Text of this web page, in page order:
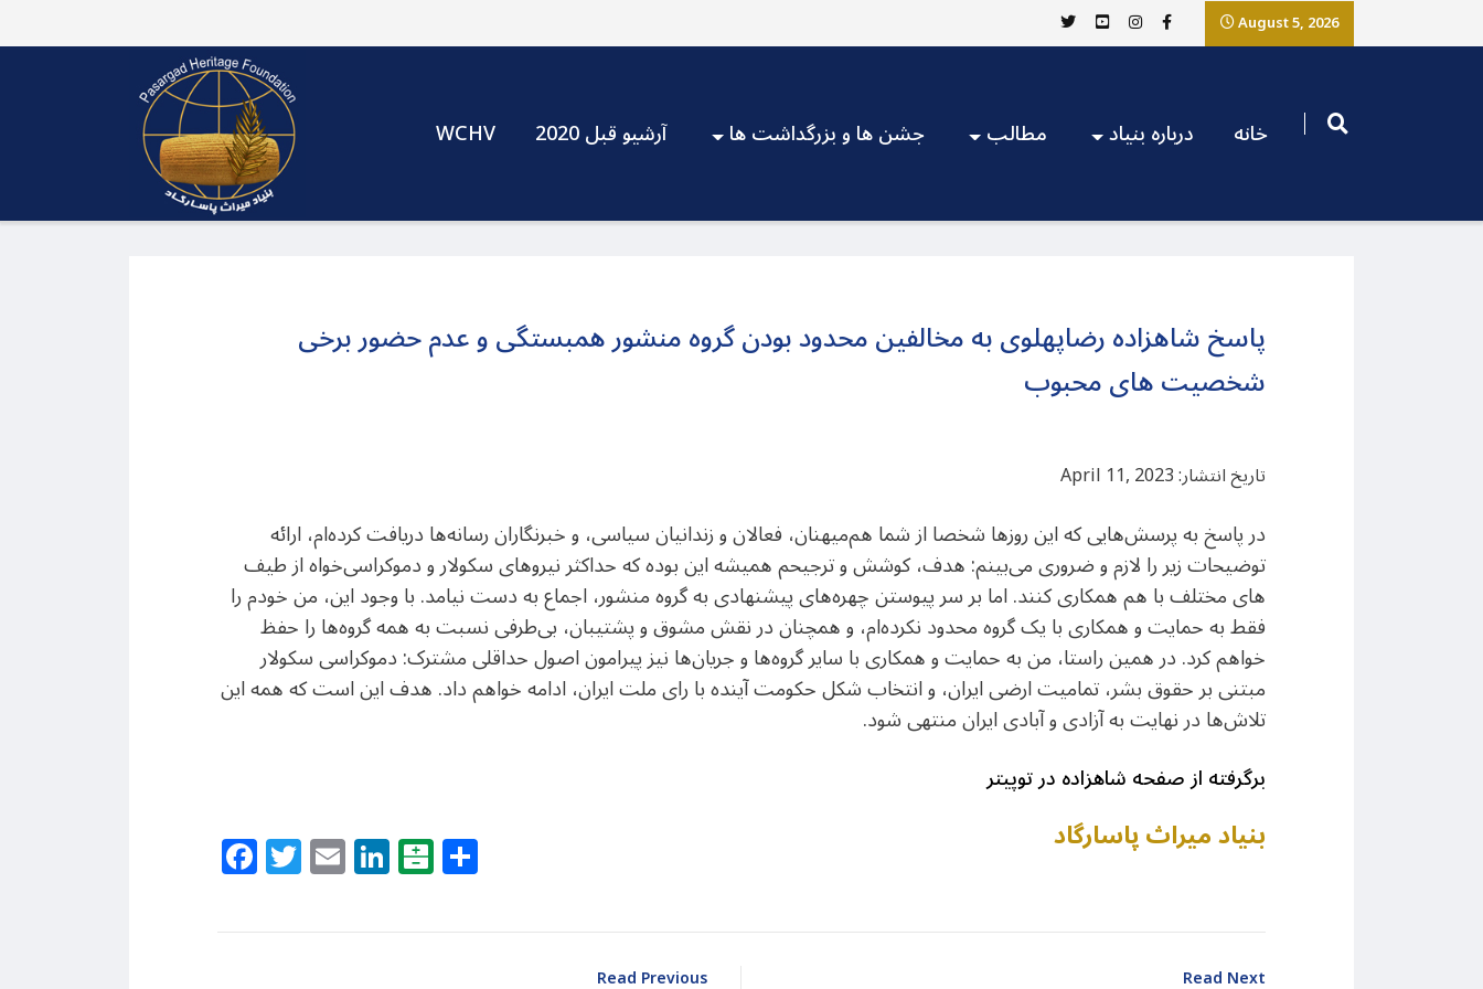
August 5, 2026
WCHV آرشیو قبل 2020 جشن ها و بزرگداشت ها مطالب درباره بنیاد خانه
پاسخ شاهزاده رضاپهلوی به مخالفین محدود بودن گروه منشور همبستگی و عدم حضور برخی
شخصیت های محبوب
تاریخ انتشار: April 11, 2023
در پاسخ به پرسش‌هایی که این روزها شخصا از شما هم‌میهنان، فعالان و زندانیان سیاسی، و خبرنگاران رسانه‌ها دریافت کرده‌ام، ارائه
توضیحات زیر را لازم و ضروری می‌بینم: هدف، کوشش و ترجیحم همیشه این بوده که حداکثر نیروهای سکولار و دموکراسی‌خواه از طیف
های مختلف با هم همکاری کنند. اما بر سر پیوستن چهره‌های پیشنهادی به گروه منشور، اجماع به دست نیامد. با وجود این، من خودم را
فقط به حمایت و همکاری با یک گروه محدود نکرده‌ام، و همچنان در نقش مشوق و پشتیبان، بی‌طرفی نسبت به همه گروه‌ها را حفظ
خواهم کرد. در همین راستا، من به حمایت و همکاری با سایر گروه‌ها و جریان‌ها نیز پیرامون اصول حداقلی مشترک: دموکراسی سکولار
مبتنی بر حقوق بشر، تمامیت ارضی ایران، و انتخاب شکل حکومت آینده با رای ملت ایران، ادامه خواهم داد. هدف این است که همه این
تلاش‌ها در نهایت به آزادی و آبادی ایران منتهی شود.
برگرفته از صفحه شاهزاده در توپیتر
Facebook
Twitter
EmailLinkedIn
Balatarin بنیاد میراث پاسارگاد
Read Previous Read Next